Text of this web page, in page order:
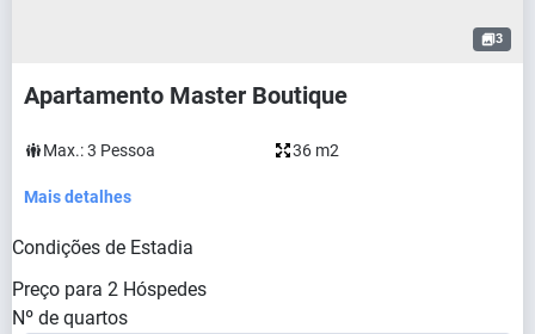
3
Apartamento Master Boutique
Max.:3 Pessoa 36 m2
Mais detalhes
Condições de Estadia
Preço para 2 Hóspedes
Nº de quartos